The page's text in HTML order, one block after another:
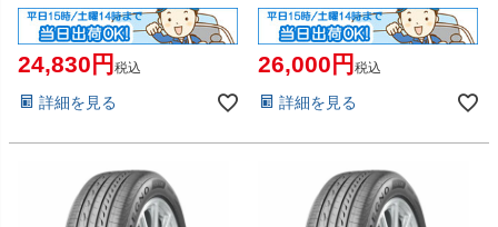
24,830 税込
詳細を見る
26,000 税込
詳細を見る